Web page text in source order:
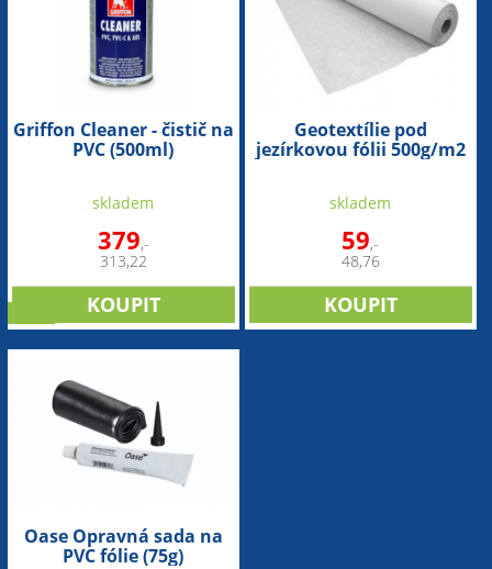
Griffon Cleaner - čistič na
PVC (500ml)
skladem
379,-
313,22
Geotextílie pod
jezírkovou fólii 500g/m2
skladem
59,-
48,76
Oase Opravná sada na
PVC fólie (75g)